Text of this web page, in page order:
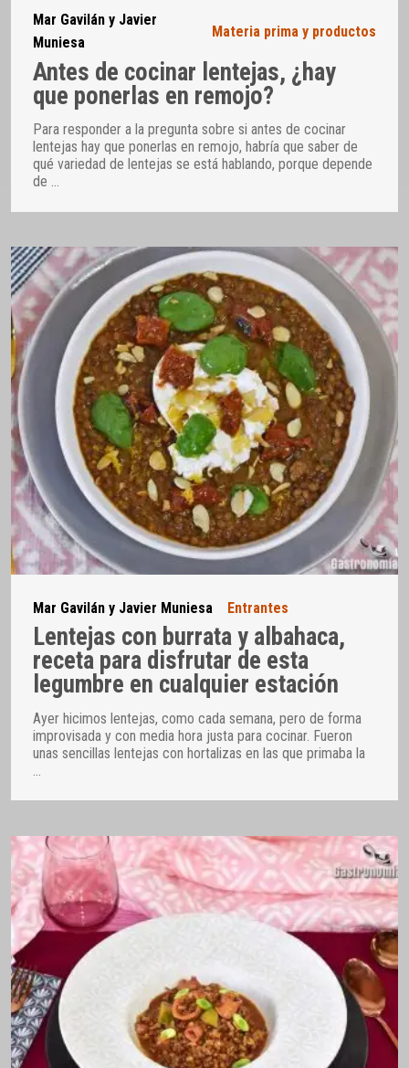
Mar Gavilán y Javier
Muniesa
Materia prima y productos
Antes de cocinar lentejas, ¿hay
que ponerlas en remojo?
Para responder a la pregunta sobre si antes de cocinar
lentejas hay que ponerlas en remojo, habría que saber de
qué variedad de lentejas se está hablando, porque depende
de …
Mar Gavilán y Javier Muniesa Entrantes
Lentejas con burrata y albahaca,
receta para disfrutar de esta
legumbre en cualquier estación
Ayer hicimos lentejas, como cada semana, pero de forma
improvisada y con media hora justa para cocinar. Fueron
unas sencillas lentejas con hortalizas en las que primaba la